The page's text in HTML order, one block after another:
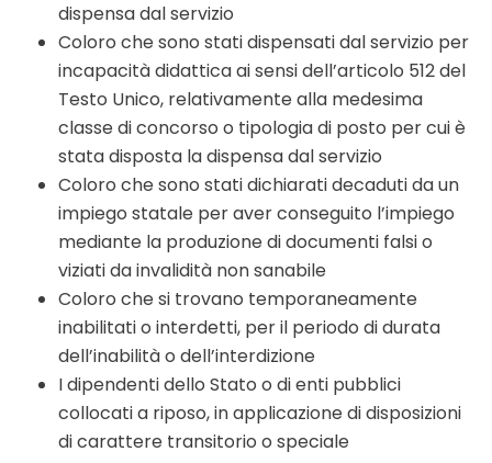
dispensa dal servizio
Coloro che sono stati dispensati dal servizio per
incapacità didattica ai sensi dell’articolo 512 del
Testo Unico, relativamente alla medesima
classe di concorso o tipologia di posto per cui è
stata disposta la dispensa dal servizio
Coloro che sono stati dichiarati decaduti da un
impiego statale per aver conseguito l’impiego
mediante la produzione di documenti falsi o
viziati da invalidità non sanabile
Coloro che si trovano temporaneamente
inabilitati o interdetti, per il periodo di durata
dell’inabilità o dell’interdizione
I dipendenti dello Stato o di enti pubblici
collocati a riposo, in applicazione di disposizioni
di carattere transitorio o speciale